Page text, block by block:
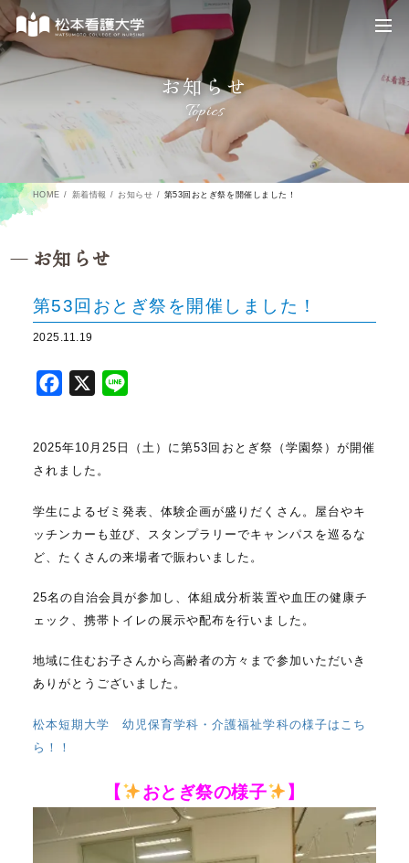
お知らせ
Topics
HOME 新着情報 お知らせ 第53回おとぎ祭を開催しました！
お知らせ
第53回おとぎ祭を開催しました！
2025.11.19
o
o
k
X
2025年10月25日（土）に第53回おとぎ祭（学園祭）が開催
されました。
学生によるゼミ発表、体験企画が盛りだくさん。屋台やキ
ッチンカーも並び、スタンプラリーでキャンパスを巡るな
ど、たくさんの来場者で賑わいました。
25名の自治会員が参加し、体組成分析装置や血圧の健康チ
ェック、携帯トイレの展示や配布を行いました。
地域に住むお子さんから高齢者の方々まで参加いただいき
ありがとうございました。
松本短期大学 幼児保育学科・介護福祉学科の様子はこち
ら！！
【 おとぎ祭の様子 】